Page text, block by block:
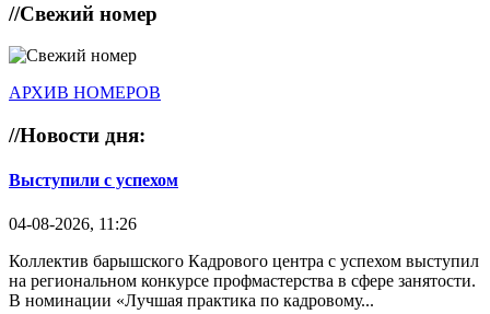
//Свежий номер
АРХИВ НОМЕРОВ
//Новости дня:
Выступили с успехом
04-08-2026, 11:26
Коллектив барышского Кадрового центра с успехом выступил
на региональном конкурсе профмастерства в сфере занятости.
В номинации «Лучшая практика по кадровому...